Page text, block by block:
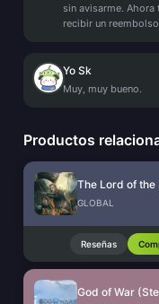
sin avisarme.
recibir un
Yo Sk
Muy, muy bueno.
Productos
GLOBAL
Reseñas
God of War